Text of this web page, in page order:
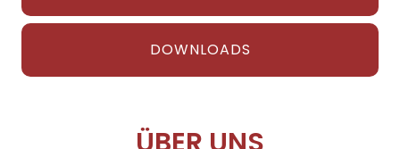
DOWNLOADS